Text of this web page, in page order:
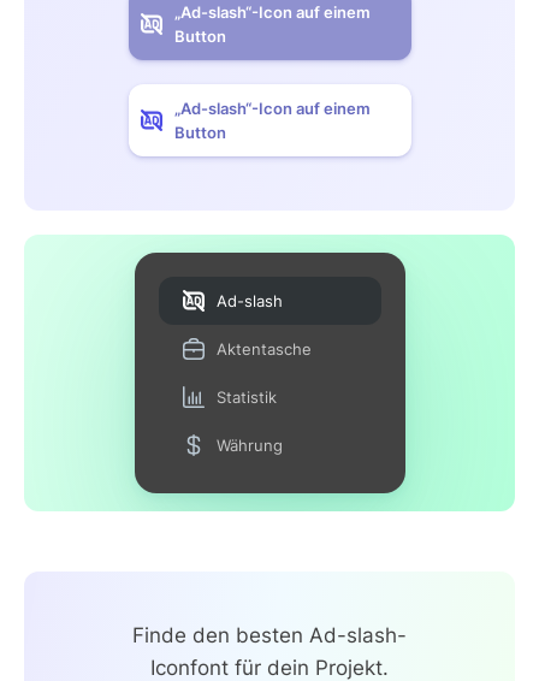
„Ad-slash“-Icon auf einem
Button
„Ad-slash“-Icon auf einem
Button
Ad-slash
Aktentasche
Statistik
Währung
Finde den besten Ad-slash-
Iconfont für dein Projekt.